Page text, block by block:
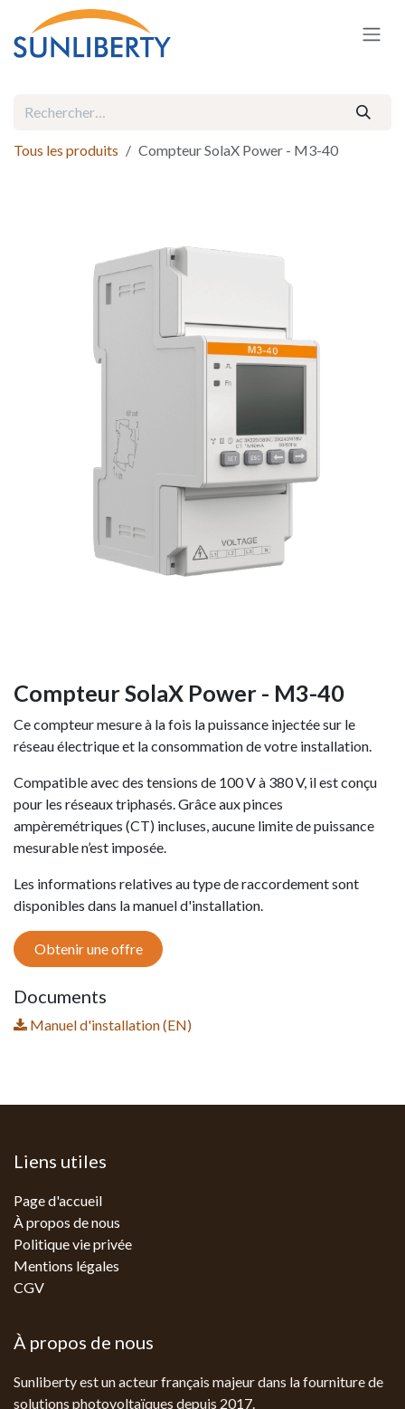
Se rendre au contenu
Tous les produits Compteur SolaX Power - M3-40
Compteur SolaX Power - M3-40
Ce compteur mesure à la fois la puissance injectée sur le
réseau électrique et la consommation de votre installation.
Compatible avec des tensions de 100 V à 380 V, il est conçu
pour les réseaux triphasés. Grâce aux pinces
ampèremétriques (CT) incluses, aucune limite de puissance
mesurable n’est imposée.
Les informations relatives au type de raccordement sont
disponibles dans la manuel d'installation.
Obtenir une offre
Documents
Manuel d'installation (EN)
Liens utiles
Page d'accueil
À propos de nous
Politique vie privée
Mentions légales
CGV
À propos de nous
Sunliberty est un acteur français majeur dans la fourniture de
solutions photovoltaïques depuis 2017.